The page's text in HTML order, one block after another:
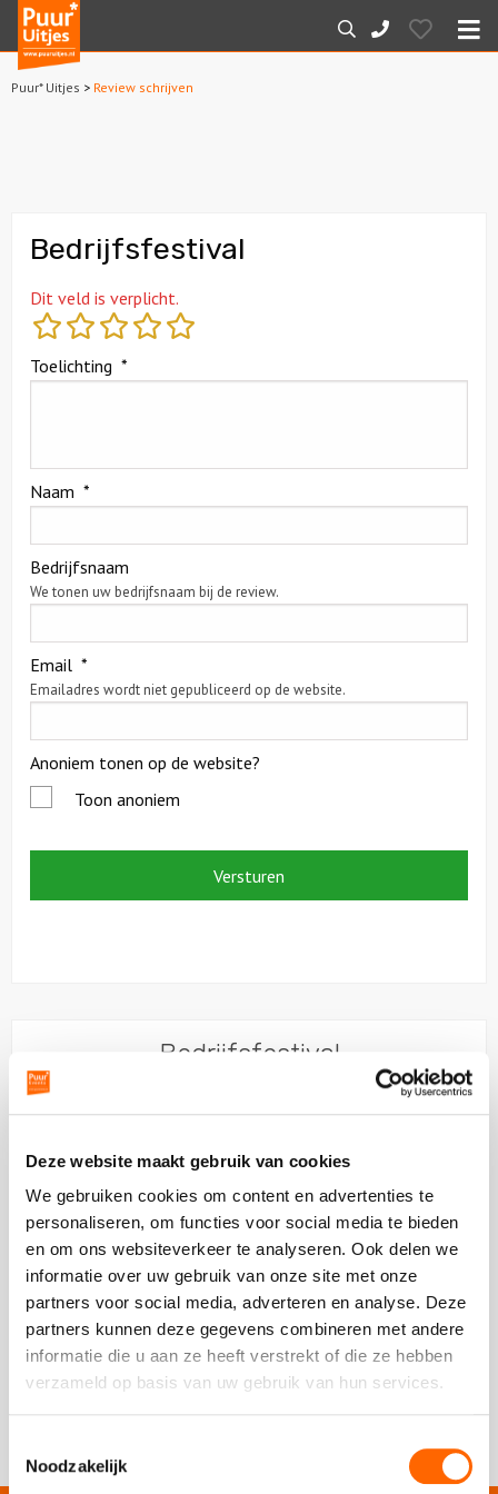
Deze website maakt gebruik van cookies
We gebruiken cookies om content en advertenties te
personaliseren, om functies voor social media te bieden
en om ons websiteverkeer te analyseren. Ook delen we
informatie over uw gebruik van onze site met onze
partners voor social media, adverteren en analyse. Deze
partners kunnen deze gegevens combineren met andere
informatie die u aan ze heeft verstrekt of die ze hebben
verzameld op basis van uw gebruik van hun services.
Noodzakelijk
Puur*
Uitjes
Zoeken
088-
7887000
Hearts
Boottochten
Citygames
Quizzen en spellen
Dinerspellen
Creatieve workshops
Ludieke workshops
Teamtrainingen
Proeverijen
Rondleidingen
Wandelingen
Fietstochten
Puur* Uitjes > Review schrijven
Bedrijfsfestival
Dit veld is verplicht.
Toelichting *
Naam *
Bedrijfsnaam
We tonen uw bedrijfsnaam bij de review.
Email *
Emailadres wordt niet gepubliceerd op de website.
Anoniem tonen op de website?
Toon anoniem
Bedrijfsfestival
vanaf 75 personen
04:00 uur
vanaf 74,50 p.p.excl. btw